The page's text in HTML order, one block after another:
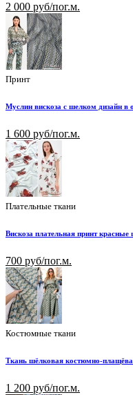
2 000 руб/пог.м.
Принт
Муслин вискоза с шелком дизайн в
1 600 руб/пог.м.
Плательные ткани
Вискоза плательная принт
700 руб/пог.м.
Костюмные ткани
Ткань шёлковая костюмно-
1 200 руб/пог.м.